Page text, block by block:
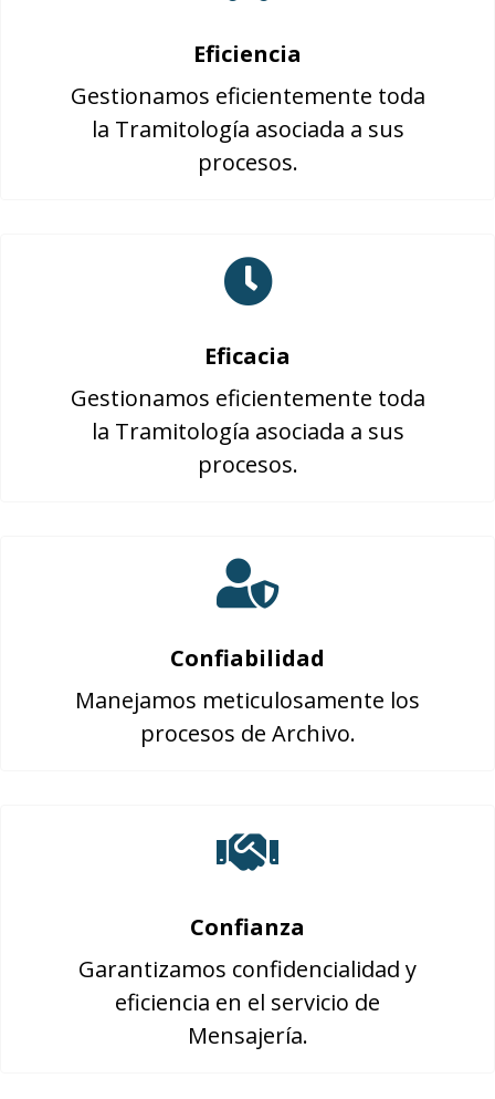
Eficiencia
Gestionamos eficientemente toda
la Tramitología asociada a sus
procesos.
Eficacia
Gestionamos eficientemente toda
la Tramitología asociada a sus
procesos.
Confiabilidad
Manejamos meticulosamente los
procesos de Archivo.
Confianza
Garantizamos confidencialidad y
eficiencia en el servicio de
Mensajería.